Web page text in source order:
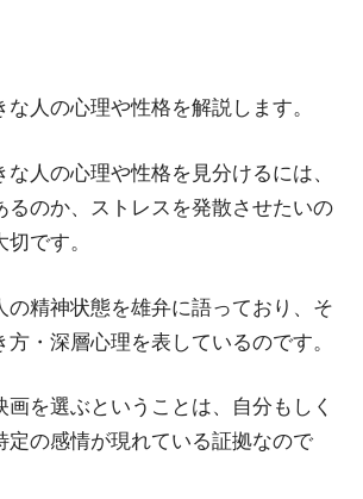
人の心理や性格を解説します。
な人の心理や性格を見分けるには、
るのか、ストレスを発散させたいの
です。
の精神状態を雄弁に語っており、そ
・深層心理を表しているのです。
画を選ぶということは、自分もしく
定の感情が現れている証拠なので